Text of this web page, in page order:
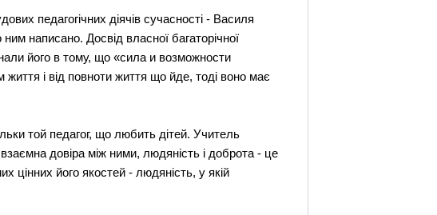
педагогічних діячів сучасності - Василя
написано. Досвід власної багаторічної
його в тому, що «сила и возможности
і від повноти життя що йде, тоді воно має
той педагог, що любить дітей. Учитель
довіра між ними, людяність і доброта - це
цінних його якостей - людяність, у якій